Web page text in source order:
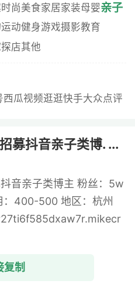
时尚美食家居家装母婴亲子
运动健身游戏摄影教育
探店其他
西瓜视频逛逛快手大众点评
募抖音亲子类博. ...
音亲子类博主 粉丝：5w
：400-500 地区：杭州
复制